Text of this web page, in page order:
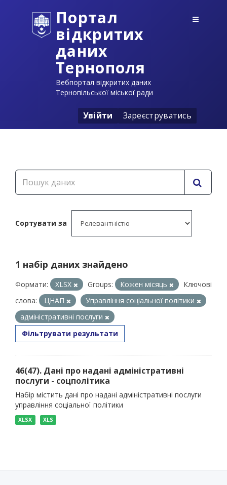
Портал
відкритих
даних
Тернополя
Вебпортал відкритих даних
Тернопільської міської ради
Увійти Зареєструватись
Сортувати за
1 набір даних знайдено
Формати: XLSX Groups: Кожен місяць
Ключові
слова:
ЦНАП
Управління соціальної політики
адміністративні послуги
Фільтрувати результати
46(47). Дані про надані адміністративні
послуги - соцполітика
Набір містить дані про надані адміністративні послуги
управління соціальної політики
XLSX XLS